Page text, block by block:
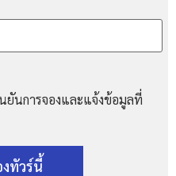
นการจองและแจ้งข้อมูลที่
ทัวร์นี้